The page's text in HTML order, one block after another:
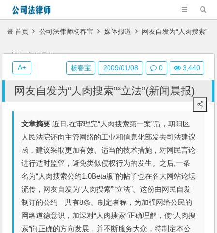
首页 公司法律师杨春宝 媒体报道 网友自发为“人肉搜索”
“立法”(新闻晨报)
网友自发为“人肉搜索”“立法”(新闻晨报)
文章摘要 近日,在审理完“人肉搜索第一案”后，朝阳区
人民法院还向主管网络的工业和信息化部发去司法建议
函，建议采取更加有效、适当的技术措施，对网民言论
进行适时监管，避免类似侵权行为的发生。之后,一条
名为“人肉搜索公约1.0Beta版”的帖子也在各大网站论坛
流传，网友自发为“人肉搜索”“立法”。这份由网民自发
制订的公约一共有8条。制定者称，为加强网络公民的
网络道德意识，加深对“人肉搜索”正确理解，使“人肉搜
索”向正确的方向发展，并不断服务大众，特制定本公
杨春宝 2009/01/08 0 3,440
A+